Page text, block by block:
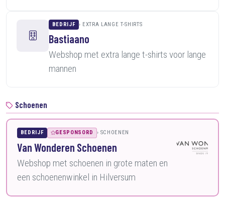
BEDRIJF EXTRA LANGE T-SHIRTS
Bastiaano
Webshop met extra lange t-shirts voor lange
mannen
Schoenen
BEDRIJF GESPONSORD SCHOENEN
Van Wonderen Schoenen
Webshop met schoenen in grote maten en
een schoenenwinkel in Hilversum